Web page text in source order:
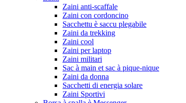
Zaini anti-scaffale
Zaini con cordoncino
Sacchettu è saccu plegabile
Zaini da trekking
Zaini cool
Zaini per laptop
Zaini militari
Sac à main et sac à pique-nique
Zaini da donna
Sacchetti di energia solare
Zaini Sportivi